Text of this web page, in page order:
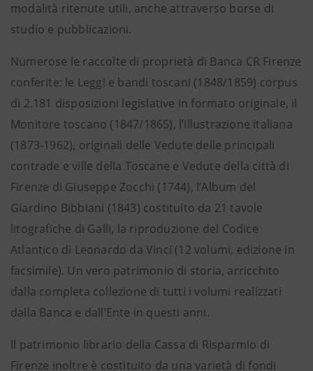
modalità ritenute utili, anche attraverso borse di
studio e pubblicazioni.
Numerose le raccolte di proprietà di Banca CR Firenze
conferite: le Leggi e bandi toscani (1848/1859) corpus
di 2.181 disposizioni legislative in formato originale, il
Monitore toscano (1847/1865), l’Illustrazione italiana
(1873-1962), originali delle Vedute delle principali
contrade e ville della Toscane e Vedute della città di
Firenze di Giuseppe Zocchi (1744), l’Album del
Giardino Bibbiani (1843) costituito da 21 tavole
litografiche di Galli, la riproduzione del Codice
Atlantico di Leonardo da Vinci (12 volumi, edizione in
facsimile). Un vero patrimonio di storia, arricchito
dalla completa collezione di tutti i volumi realizzati
dalla Banca e dall’Ente in questi anni.
Il patrimonio librario della Cassa di Risparmio di
Firenze inoltre è costituito da una varietà di fondi